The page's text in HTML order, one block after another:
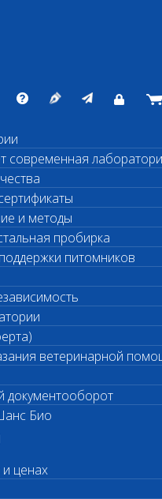
лаборатория
современная
и методы
пробирка
питомников
ветеринарной
документооборот
Био
ценах